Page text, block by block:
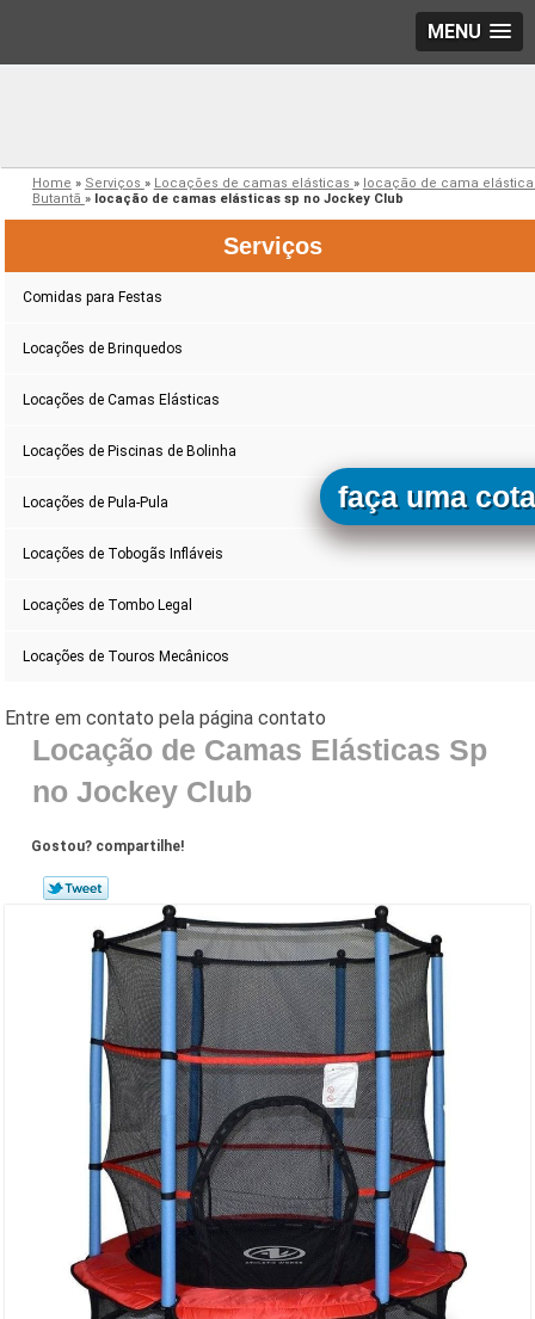
MENU
Home » Serviços » Locações de camas elásticas » locação de cama
Butantã » locação de camas elásticas sp no Jockey Club
Serviços
Comidas para Festas
Locações de Brinquedos
Locações de Camas Elásticas
Locações de Piscinas de Bolinha
Locações de Pula-Pula
Locações de Tobogãs Infláveis
Locações de Tombo Legal
Locações de Touros Mecânicos
Locação de Camas Elásticas Sp
no Jockey Club
Gostou? compartilhe!
faça uma